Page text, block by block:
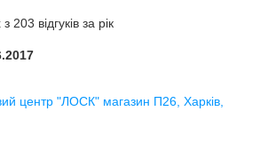
203 відгуків за рік
центр "ЛОСК" магазин П26, Харків,